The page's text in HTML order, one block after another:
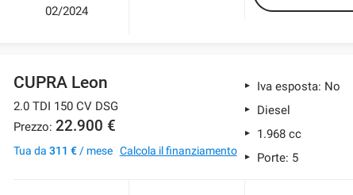
02/2024
CUPRA Leon
2.0 TDI 150 CV DSG
Prezzo: 22.900 €
Tua da 311 €/ mese Calcola il finanziamento
Iva esposta: No
Diesel
1.968 cc
Porte: 5